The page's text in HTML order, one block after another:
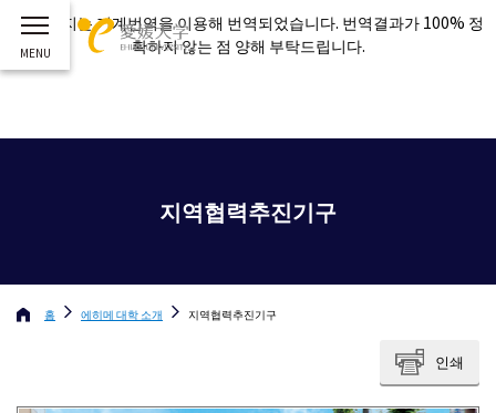
이 페이지는 기계번역을 이용해 번역되었습니다. 번역결과가 100% 정
확하지 않는 점 양해 부탁드립니다.
지역협력추진기구
홈 에히메 대학 소개 지역협력추진기구
인쇄